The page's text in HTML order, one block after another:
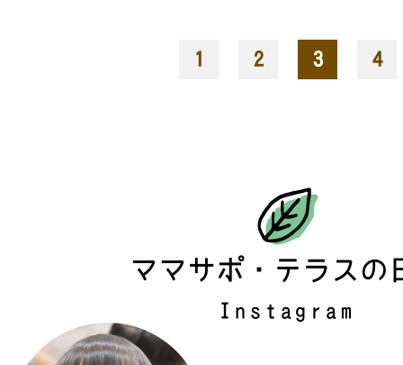
1 2 3 4
ママサポ・テラスの
Instagram